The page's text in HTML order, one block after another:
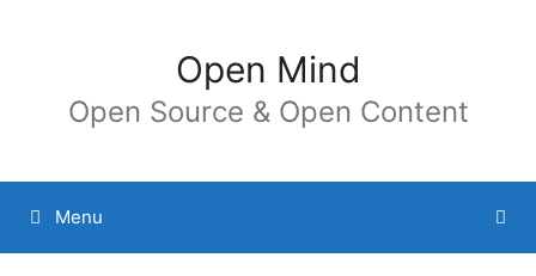
Open Mind
Open Source & Open Content
Menu